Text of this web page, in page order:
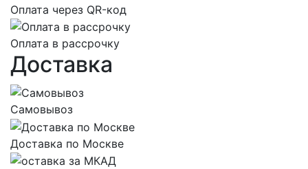
Оплата через QR-код
Оплата в рассрочку
Доставка
Самовывоз
Доставка по Москве